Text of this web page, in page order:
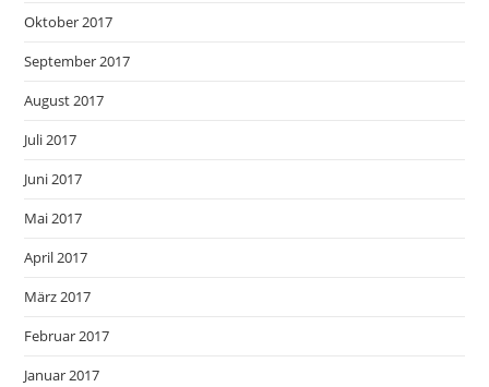
Oktober 2017
September 2017
August 2017
Juli 2017
Juni 2017
Mai 2017
April 2017
März 2017
Februar 2017
Januar 2017